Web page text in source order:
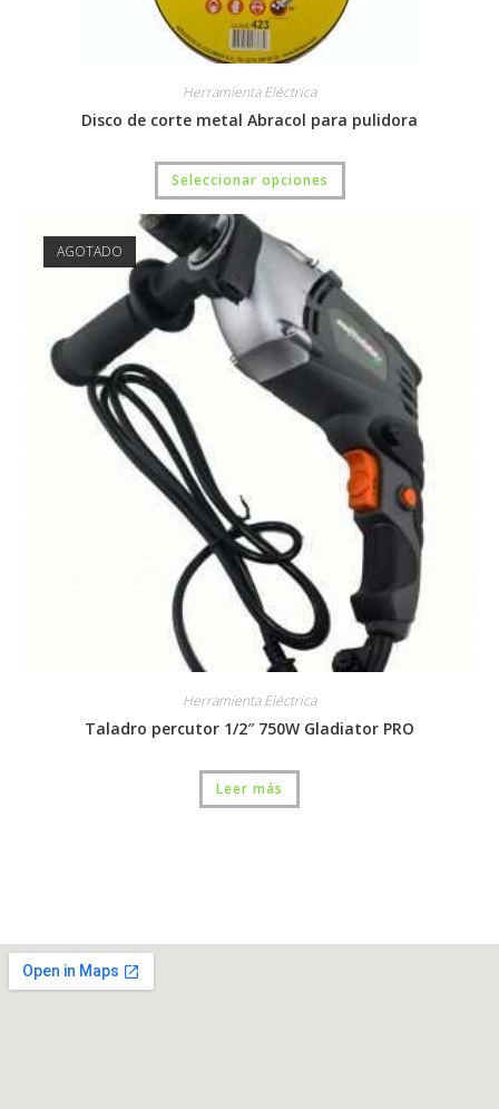
Herramienta Eléctrica
Disco de corte metal Abracol para pulidora
Seleccionar opciones
AGOTADO
Herramienta Eléctrica
Taladro percutor 1/2″ 750W Gladiator PRO
Leer más